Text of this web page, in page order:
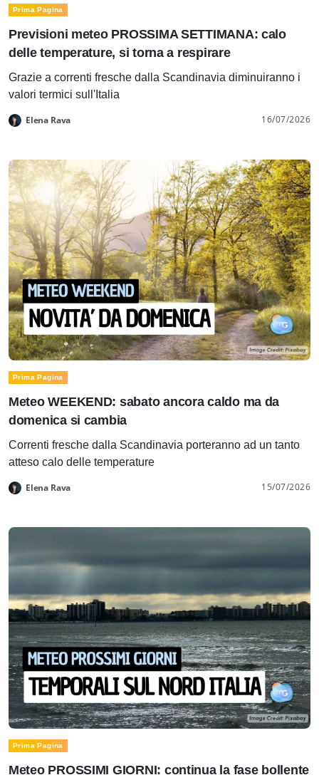
Prima Pagina
Previsioni meteo PROSSIMA SETTIMANA: calo
delle temperature, si torna a respirare
Grazie a correnti fresche dalla Scandinavia diminuiranno i
valori termici sull'Italia
Elena Rava 16/07/2026
Prima Pagina
Meteo WEEKEND: sabato ancora caldo ma da
domenica si cambia
Correnti fresche dalla Scandinavia porteranno ad un tanto
atteso calo delle temperature
Elena Rava 15/07/2026
Prima Pagina
Meteo PROSSIMI GIORNI: continua la fase bollente